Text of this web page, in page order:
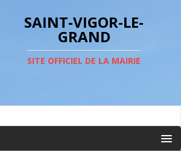
SAINT-VIGOR-LE-
GRAND
SITE OFFICIEL DE LA MAIRIE